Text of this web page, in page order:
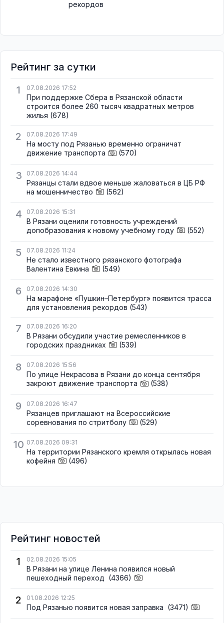
рекордов
Рейтинг за сутки
1
07.08.2026 17:52
При поддержке Сбера в Рязанской области
строится более 260 тысяч квадратных метров
жилья (678)
2 07.08.2026 17:49
На мосту под Рязанью временно ограничат
движение транспорта
(570)
3 07.08.2026 14:44
Рязанцы стали вдвое меньше жаловаться в ЦБ РФ
на мошенничество
(562)
4 07.08.2026 15:31
В Рязани оценили готовность учреждений
допобразования к новому учебному году
(552)
5 07.08.2026 11:24
Не стало известного рязанского фотографа
Валентина Евкина
(549)
6 07.08.2026 14:30
На марафоне «Пушкин–Петербург» появится трасса
для установления рекордов (543)
7 07.08.2026 16:20
В Рязани обсудили участие ремесленников в
городских праздниках
(539)
8 07.08.2026 15:56
По улице Некрасова в Рязани до конца сентября
закроют движение транспорта
(538)
9 07.08.2026 16:47
Рязанцев приглашают на Всероссийские
соревнования по стритболу
(529)
10 07.08.2026 09:31
На территории Рязанского кремля открылась новая
кофейня
(496)
Рейтинг новостей
1
02.08.2026 15:05
В Рязани на улице Ленина появился новый
пешеходный переход (4366)
2 01.08.2026 12:25
Под Рязанью появится новая заправка (3471)